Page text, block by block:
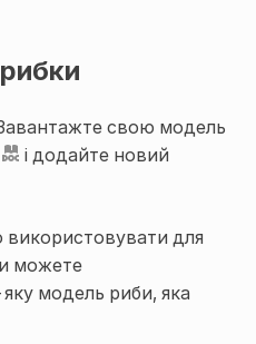
свою модель
і додайте новий
для
можете
модель риби, яка